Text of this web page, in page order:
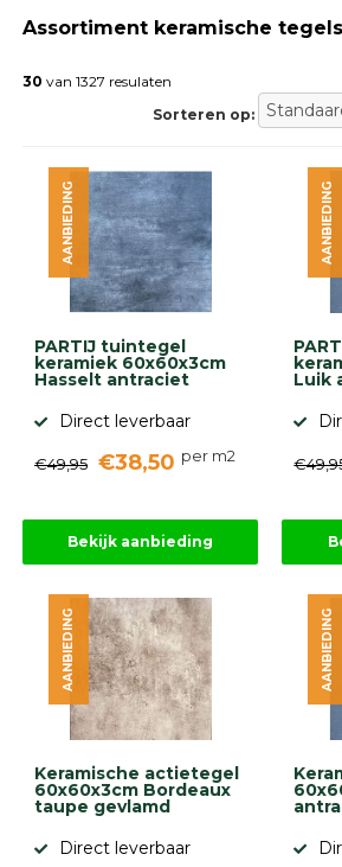
Sierbestrating
Gebakken
bestrating
Trommelstenen
Wildverband
bestrating
Muurelementen
Straatklinkers
Opsluitbanden
Betonbanden
Palissades
Halfverharding
Afwatering
diversen
Beplantings
betonelementen
Overig
Kunstgras
Compleet
tuinproject
Assortiment keramische tegels
30 van 1327 resulaten
Sorteren op:
PARTIJ tuintegel
keramiek 60x60x3cm
Hasselt antraciet
Direct leverbaar
€49,95 €38,50 per m2
AANBIEDING
Bekijk aanbieding
Luik
AANBIEDING
Keramische actietegel
60x60x3cm Bordeaux
taupe gevlamd
Direct leverbaar
AANBIEDING AANBIEDING